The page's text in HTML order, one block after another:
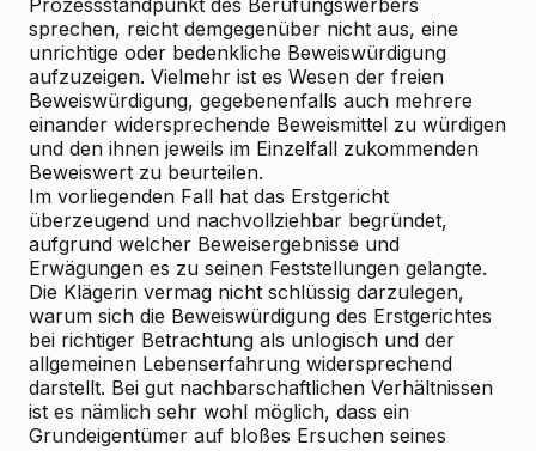
Prozessstandpunkt des Berufungswerbers
sprechen, reicht demgegenüber nicht aus, eine
unrichtige oder bedenkliche Beweiswürdigung
aufzuzeigen. Vielmehr ist es Wesen der freien
Beweiswürdigung, gegebenenfalls auch mehrere
einander widersprechende Beweismittel zu würdigen
und den ihnen jeweils im Einzelfall zukommenden
Beweiswert zu beurteilen.
Im vorliegenden Fall hat das Erstgericht
überzeugend und nachvollziehbar begründet,
aufgrund welcher Beweisergebnisse und
Erwägungen es zu seinen Feststellungen gelangte.
Die Klägerin vermag nicht schlüssig darzulegen,
warum sich die Beweiswürdigung des Erstgerichtes
bei richtiger Betrachtung als unlogisch und der
allgemeinen Lebenserfahrung widersprechend
darstellt. Bei gut nachbarschaftlichen Verhältnissen
ist es nämlich sehr wohl möglich, dass ein
Grundeigentümer auf bloßes Ersuchen seines